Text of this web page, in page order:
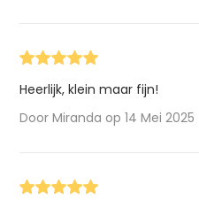
Heerlijk, klein maar fijn!
Door Miranda op 14 Mei 2025